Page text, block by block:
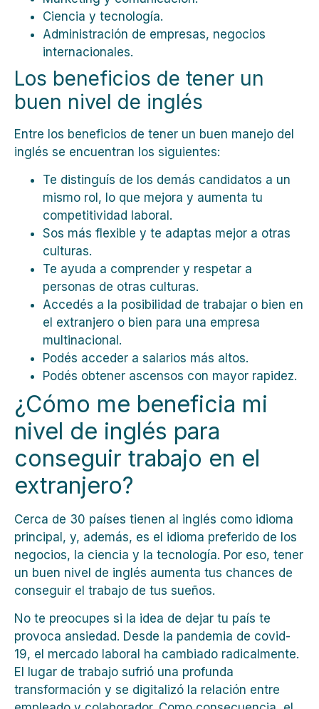
Ciencia y tecnología.
Administración de empresas, negocios
internacionales.
Los beneficios de tener un
buen nivel de inglés
Entre los beneficios de tener un buen manejo del
inglés se encuentran los siguientes:
Te distinguís de los demás candidatos a un
mismo rol, lo que mejora y aumenta tu
competitividad laboral.
Sos más flexible y te adaptas mejor a otras
culturas.
Te ayuda a comprender y respetar a
personas de otras culturas.
Accedés a la posibilidad de trabajar o bien en
el extranjero o bien para una empresa
multinacional.
Podés acceder a salarios más altos.
Podés obtener ascensos con mayor rapidez.
¿Cómo me beneficia mi
nivel de inglés para
conseguir trabajo en el
extranjero?
Cerca de 30 países tienen al inglés como idioma
principal, y, además, es el idioma preferido de los
negocios, la ciencia y la tecnología. Por eso, tener
un buen nivel de inglés aumenta tus chances de
conseguir el trabajo de tus sueños.
No te preocupes si la idea de dejar tu país te
provoca ansiedad. Desde la pandemia de covid-
19, el mercado laboral ha cambiado radicalmente.
El lugar de trabajo sufrió una profunda
transformación y se digitalizó la relación entre